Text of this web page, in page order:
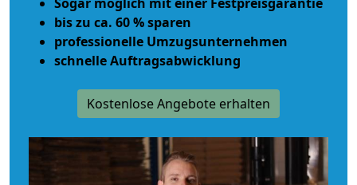
bis zu ca. 60 % sparen
professionelle Umzugsunternehmen
schnelle Auftragsabwicklung
Kostenlose Angebote erhalten